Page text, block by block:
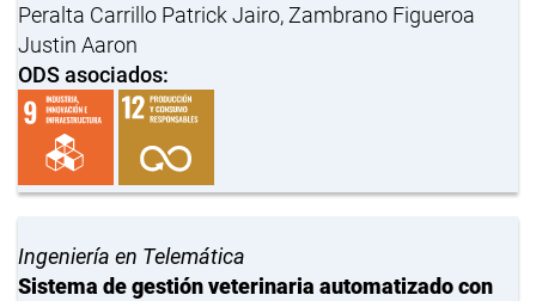
Peralta Carrillo Patrick Jairo, Zambrano Figueroa
Justin Aaron
ODS asociados:
Ingeniería en Telemática
Sistema de gestión veterinaria automatizado con